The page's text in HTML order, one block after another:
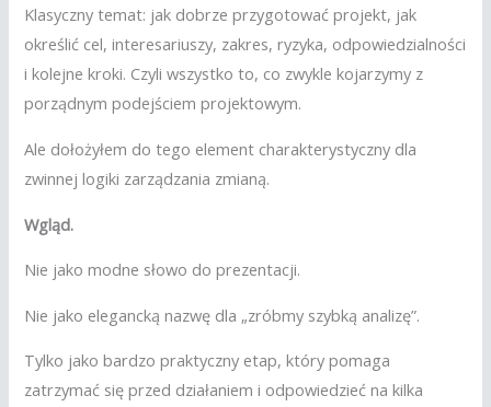
Klasyczny temat: jak dobrze przygotować projekt, jak
określić cel, interesariuszy, zakres, ryzyka, odpowiedzialności
i kolejne kroki. Czyli wszystko to, co zwykle kojarzymy z
porządnym podejściem projektowym.
Ale dołożyłem do tego element charakterystyczny dla
zwinnej logiki zarządzania zmianą.
Wgląd.
Nie jako modne słowo do prezentacji.
Nie jako elegancką nazwę dla „zróbmy szybką analizę”.
Tylko jako bardzo praktyczny etap, który pomaga
zatrzymać się przed działaniem i odpowiedzieć na kilka